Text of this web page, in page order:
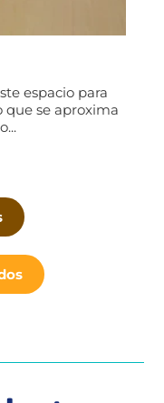
espacio para
que se aproxima
..